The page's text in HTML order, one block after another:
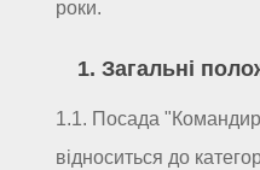
роки.
1. Загальні
1.1. Посада "Командир
відноситься до